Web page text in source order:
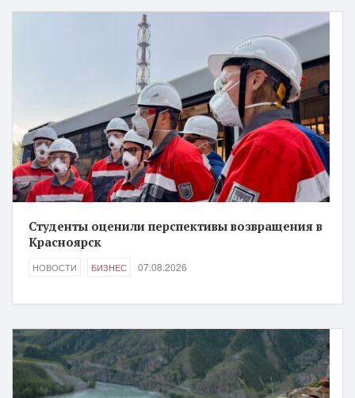
Студенты оценили перспективы возвращения в
Красноярск
НОВОСТИ БИЗНЕС 07.08.2026